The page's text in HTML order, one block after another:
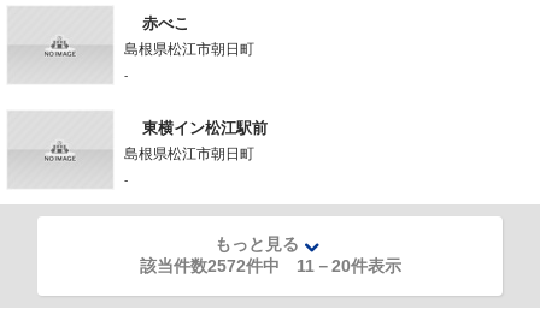
赤べこ
島根県松江市朝日町
-
東横イン松江駅前
島根県松江市朝日町
-
もっと見る
該当件数2572件中 11 －20件表示